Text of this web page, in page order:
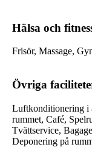
Hälsa och
Frisör, Massage,
Övriga
Luftkonditionering i
rummet, Café,
Tvättservice,
Deponering på